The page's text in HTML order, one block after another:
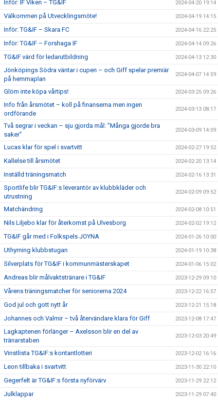
Inför: IF Viken – TG&IF 2024-04-20 19:14
Välkommen på Utvecklingsmöte! 2024-04-19 14:15
Inför: TG&IF – Skara FC 2024-04-16 22:25
Inför: TG&IF – Forshaga IF 2024-04-14 09:26
TG&IF värd för ledarutbildning 2024-04-13 12:30
Jönköpings Södra väntar i cupen – och Giff spelar premiär
på hemmaplan
2024-04-07 14:59
Glöm inte köpa vårtips! 2024-03-25 09:26
Info från årsmötet – koll på finanserna men ingen
ordförande
2024-03-13 08:17
Två segrar i veckan – sju gjorda mål: ”Många gjorde bra
saker”
2024-03-09 14:09
Lucas klar för spel i svartvitt 2024-02-27 19:52
Kallelse till årsmötet 2024-02-20 13:14
Inställd träningsmatch 2024-02-16 13:31
Sportlife blir TG&IF:s leverantör av klubbkläder och
utrustning
2024-02-09 09:52
Matchändring 2024-02-08 10:51
Nils Liljebo klar för återkomst på Ulvesborg 2024-02-02 19:12
TG&IF går med i Folkspels JOYNA 2024-01-26 10:00
Uthyrning klubbstugan 2024-01-19 10:38
Silverplats för TG&IF i kommunmästerskapet 2024-01-06 15:02
Andreas blir målvaktstränare i TG&IF 2023-12-29 09:10
Vårens träningsmatcher för seniorerna 2024 2023-12-22 16:57
God jul och gott nytt år 2023-12-21 15:18
Johannes och Valmir – två återvändare klara för Giff 2023-12-08 17:47
Lagkaptenen förlänger – Axelsson blir en del av
tränarstaben
2023-12-03 20:49
Vinstlista TG&IF:s kontantlotteri 2023-12-02 16:16
Leon tillbaka i svartvitt 2023-11-30 22:10
Gegerfelt är TG&IF:s första nyförvärv 2023-11-29 22:12
Julklappar 2023-11-29 07:40